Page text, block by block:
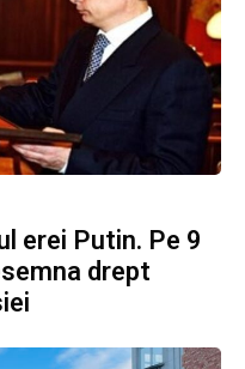
erei Putin. Pe 9
drept